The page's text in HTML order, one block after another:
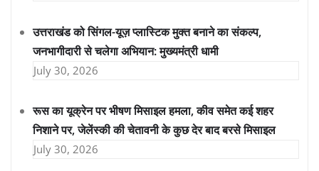
उत्तराखंड को सिंगल-यूज़ प्लास्टिक मुक्त बनाने का संकल्प,
जनभागीदारी से चलेगा अभियान: मुख्यमंत्री धामी
July 30, 2026
रूस का यूक्रेन पर भीषण मिसाइल हमला, कीव समेत कई शहर
निशाने पर, जेलेंस्की की चेतावनी के कुछ देर बाद बरसे मिसाइल
July 30, 2026